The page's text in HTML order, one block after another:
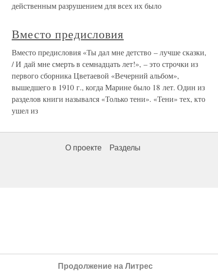
действенным разрушением для всех их было
Вместо предисловия
Вместо предисловия «Ты дал мне детство – лучше сказки,
/ И дай мне смерть в семнадцать лет!», – это строчки из
первого сборника Цветаевой «Вечерний альбом»,
вышедшего в 1910 г., когда Марине было 18 лет. Один из
разделов книги назывался «Только тени». «Тени» тех, кто
ушел из
О проекте Разделы
Продолжение на Литрес